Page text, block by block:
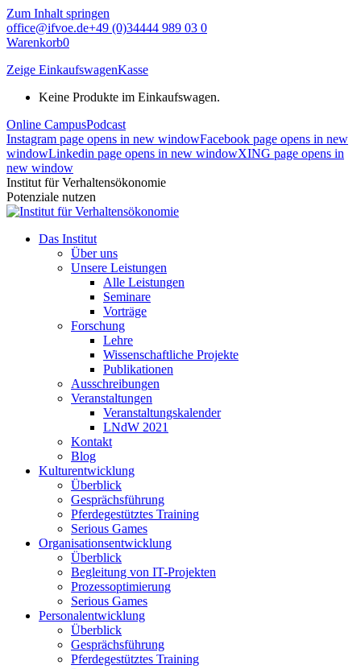
Zum Inhalt springen
office@ifvoe.de+49 (0)34444 989 03 0
Warenkorb0
Zeige EinkaufswagenKasse
Keine Produkte im Einkaufswagen.
Online CampusPodcast
Instagram page opens in new windowFacebook page opens in new
windowLinkedin page opens in new windowXING page opens in
new window
Institut für Verhaltensökonomie
Potenziale nutzen
Das Institut
Über uns
Unsere Leistungen
Alle Leistungen
Seminare
Vorträge
Forschung
Lehre
Wissenschaftliche Projekte
Publikationen
Ausschreibungen
Veranstaltungen
Veranstaltungskalender
LNdW 2021
Kontakt
Blog
Kulturentwicklung
Überblick
Gesprächsführung
Pferdegestütztes Training
Serious Games
Organisationsentwicklung
Überblick
Begleitung von IT-Projekten
Prozessoptimierung
Serious Games
Personalentwicklung
Überblick
Gesprächsführung
Pferdegestütztes Training